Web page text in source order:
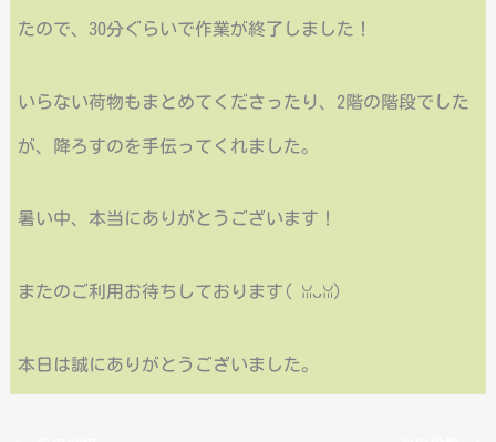
たので、30分ぐらいで作業が終了しました！
いらない荷物もまとめてくださったり、2階の階段でした
が、降ろすのを手伝ってくれました。
暑い中、本当にありがとうございます！
またのご利用お待ちしております(⁠ ⁠ꈍ⁠ᴗ⁠ꈍ⁠)
本日は誠にありがとうございました。